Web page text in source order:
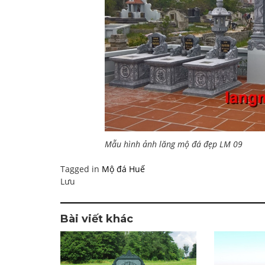
Mẫu hình ảnh lăng mộ đá đẹp LM 09
Tagged in Mộ đá Huế
Lưu
Bài viết khác